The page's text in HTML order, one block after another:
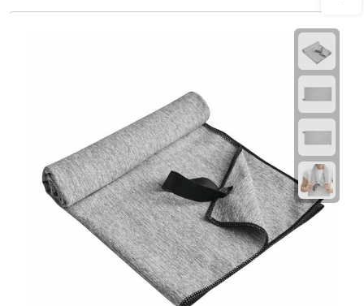
Thermosbekers
Drinkflessen met karabijnhaak
Sportflessen
Thermosflessen